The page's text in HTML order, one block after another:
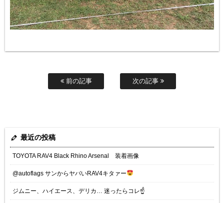
前の記事 次の記事
最近の投稿
TOYOTA RAV4 Black Rhino Arsenal 装着画像
@autoflags サンからヤバいRAV4キタァー
ジムニー、ハイエース、デリカ… 迷ったらコレ☝️